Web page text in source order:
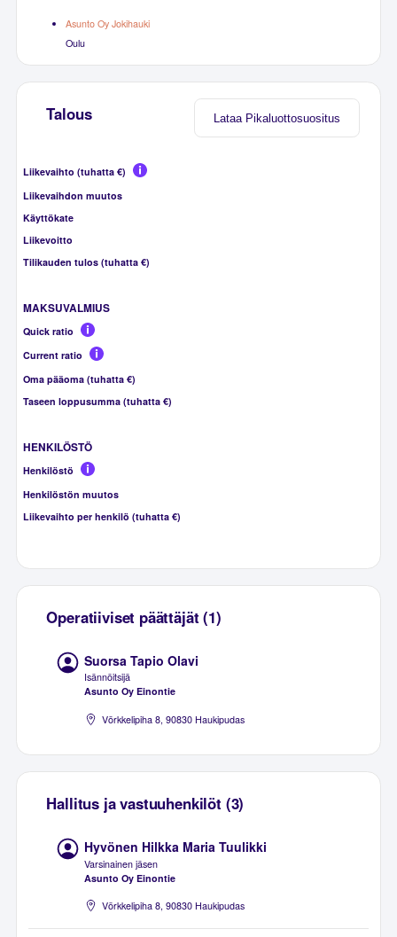
Asunto Oy Jokihauki
Oulu
Lataa Pikaluottosuositus
Talous
Liikevaihto (tuhatta €)
Liikevaihdon muutos
Käyttökate
Liikevoitto
Tilikauden tulos (tuhatta €)
MAKSUVALMIUS
Quick ratio
Current ratio
Oma pääoma (tuhatta €)
Taseen loppusumma (tuhatta €)
HENKILÖSTÖ
Henkilöstö
Henkilöstön muutos
Liikevaihto per henkilö (tuhatta €)
Operatiiviset päättäjät (1)
Suorsa Tapio Olavi
Isännöitsijä
Asunto Oy Einontie
Vörkkelipiha 8, 90830 Haukipudas
Hallitus ja vastuuhenkilöt (3)
Hyvönen Hilkka Maria Tuulikki
Varsinainen jäsen
Asunto Oy Einontie
Vörkkelipiha 8, 90830 Haukipudas